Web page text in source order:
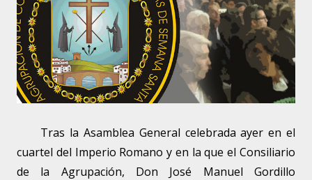
Tras la Asamblea General celebrada ayer en el
cuartel del Imperio Romano y en la que el Consiliario
de la Agrupación, Don José Manuel Gordillo